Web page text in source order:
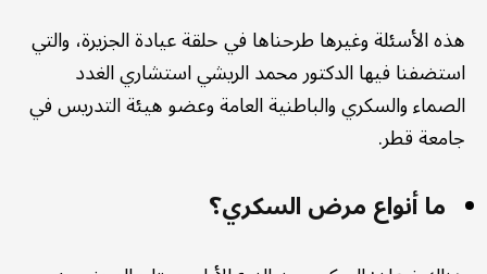
هذه الأسئلة وغيرها طرحناها في حلقة عيادة الجزيرة، والتي
استضفنا فيها الدكتور محمد الريشي استشاري الغدد
الصماء والسكري والباطنية العامة وعضو هيئة التدريس في
جامعة قطر.
ما أنواع مرض السكري؟